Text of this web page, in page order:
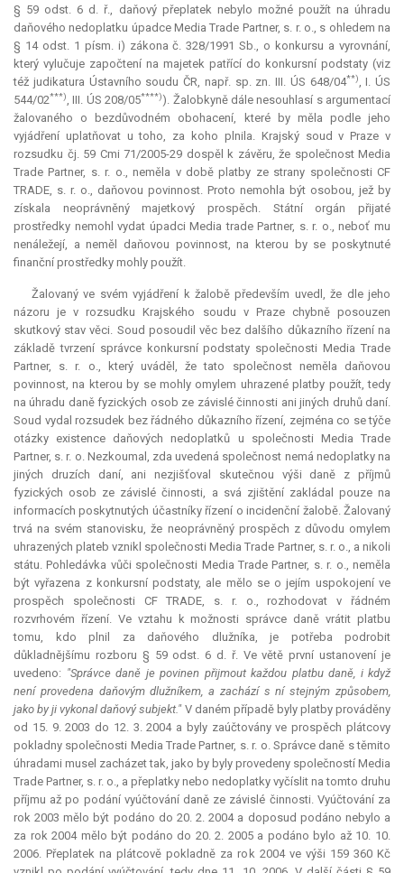
§ 59 odst. 6 d. ř., daňový přeplatek nebylo možné použít na úhradu
daňového nedoplatku úpadce Media Trade Partner, s. r. o., s ohledem na
§ 14 odst. 1 písm. i) zákona č. 328/1991 Sb., o konkursu a vyrovnání,
který vylučuje započtení na majetek patřící do konkursní podstaty (viz
též judikatura Ústavního soudu ČR, např. sp. zn. III. ÚS 648/04**), I. ÚS
544/02***), III. ÚS 208/05****)). Žalobkyně dále nesouhlasí s argumentací
žalovaného o bezdůvodném obohacení, které by měla podle jeho
vyjádření uplatňovat u toho, za koho plnila. Krajský soud v Praze v
rozsudku čj. 59 Cmi 71/2005-29 dospěl k závěru, že společnost Media
Trade Partner, s. r. o., neměla v době platby ze strany společnosti CF
TRADE, s. r. o., daňovou povinnost. Proto nemohla být osobou, jež by
získala neoprávněný majetkový prospěch. Státní orgán přijaté
prostředky nemohl vydat úpadci Media trade Partner, s. r. o., neboť mu
nenáležejí, a neměl daňovou povinnost, na kterou by se poskytnuté
finanční prostředky mohly použít.
Žalovaný ve svém vyjádření k žalobě především uvedl, že dle jeho
názoru je v rozsudku Krajského soudu v Praze chybně posouzen
skutkový stav věci. Soud posoudil věc bez dalšího důkazního řízení na
základě tvrzení správce konkursní podstaty společnosti Media Trade
Partner, s. r. o., který uváděl, že tato společnost neměla daňovou
povinnost, na kterou by se mohly omylem uhrazené platby použít, tedy
na úhradu daně fyzických osob ze závislé činnosti ani jiných druhů daní.
Soud vydal rozsudek bez řádného důkazního řízení, zejména co se týče
otázky existence daňových nedoplatků u společnosti Media Trade
Partner, s. r. o. Nezkoumal, zda uvedená společnost nemá nedoplatky na
jiných druzích daní, ani nezjišťoval skutečnou výši daně z příjmů
fyzických osob ze závislé činnosti, a svá zjištění zakládal pouze na
informacích poskytnutých účastníky řízení o incidenční žalobě. Žalovaný
trvá na svém stanovisku, že neoprávněný prospěch z důvodu omylem
uhrazených plateb vznikl společnosti Media Trade Partner, s. r. o., a nikoli
státu. Pohledávka vůči společnosti Media Trade Partner, s. r. o., neměla
být vyřazena z konkursní podstaty, ale mělo se o jejím uspokojení ve
prospěch společnosti CF TRADE, s. r. o., rozhodovat v řádném
rozvrhovém řízení. Ve vztahu k možnosti správce daně vrátit platbu
tomu, kdo plnil za daňového dlužníka, je potřeba podrobit
důkladnějšímu rozboru § 59 odst. 6 d. ř. Ve větě první ustanovení je
uvedeno: "Správce daně je povinen přijmout každou platbu daně, i když
není provedena daňovým dlužníkem, a zachází s ní stejným způsobem,
jako by ji vykonal daňový subjekt."V daném případě byly platby prováděny
od 15. 9. 2003 do 12. 3. 2004 a byly zaúčtovány ve prospěch plátcovy
pokladny společnosti Media Trade Partner, s. r. o. Správce daně s těmito
úhradami musel zacházet tak, jako by byly provedeny společností Media
Trade Partner, s. r. o., a přeplatky nebo nedoplatky vyčíslit na tomto druhu
příjmu až po podání vyúčtování daně ze závislé činnosti. Vyúčtování za
rok 2003 mělo být podáno do 20. 2. 2004 a doposud podáno nebylo a
za rok 2004 mělo být podáno do 20. 2. 2005 a podáno bylo až 10. 10.
2006. Přeplatek na plátcově pokladně za rok 2004 ve výši 159 360 Kč